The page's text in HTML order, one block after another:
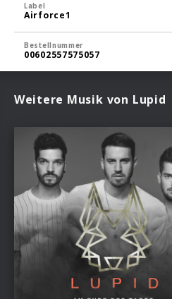
Label
Airforce1
Bestellnummer
00602557575057
Weitere Musik von Lupid